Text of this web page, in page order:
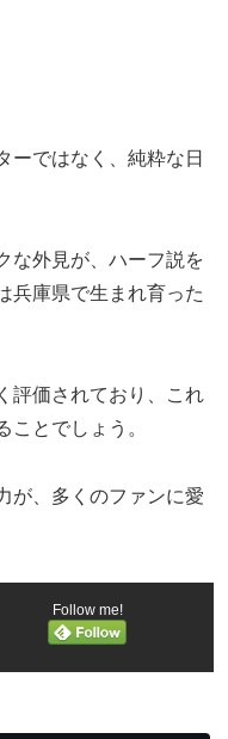
ーではなく、純粋な日
な外見が、ハーフ説を
兵庫県で生まれ育った
評価されており、これ
とでしょう。
が、多くのファンに愛
Follow me!